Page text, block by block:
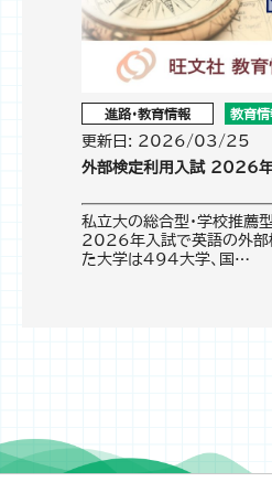
進路・教育情報 教育情
更新日: 2026/03/25
外部検定利用入試 2026
私立大の総合型・学校推薦
2026年入試で英語の外部
た大学は494大学、国…